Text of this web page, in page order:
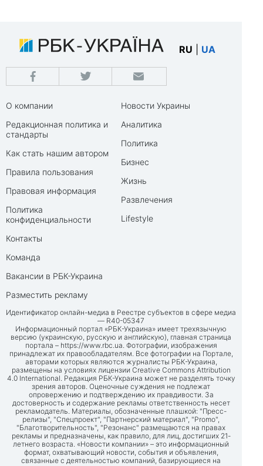
RU UA
О компании
Редакционная политика и
стандарты
Как стать нашим автором
Правила пользования
Правовая информация
Политика
конфиденциальности
Контакты
Команда
Вакансии в РБК-Украина
Разместить рекламу
Новости Украины
Аналитика
Политика
Бизнес
Жизнь
Развлечения
Lifestyle
Идентификатор онлайн-медиа в Реестре субъектов в сфере медиа
— R40-05347
Информационный портал «РБК-Украина» имеет трехязычную
версию (украинскую, русскую и английскую), главная страница
портала – https://www.rbc.ua. Фотографии, изображения
принадлежат их правообладателям. Все фотографии на Портале,
авторами которых являются журналисты РБК-Украина,
размещены на условиях лицензии Creative Commons Attribution
4.0 International. Редакция РБК-Украина может не разделять точку
зрения авторов. Оценочные суждения не подлежат
опровержению и подтверждению их правдивости. За
достоверность и содержание рекламы ответственность несет
рекламодатель. Материалы, обозначенные плашкой: "Пресс-
релизы", "Спецпроект", "Партнерский материал", "Promo",
"Благотворительность", "Резонанс" размещаются на правах
рекламы и предназначены, как правило, для лиц, достигших 21-
летнего возраста. «Новости компании» – это информационный
формат, охватывающий новости, события и объявления,
связанные с деятельностью компаний, базирующиеся на